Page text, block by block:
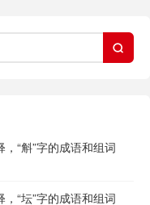

，“斛”字的成语和组词
，“坛”字的成语和组词